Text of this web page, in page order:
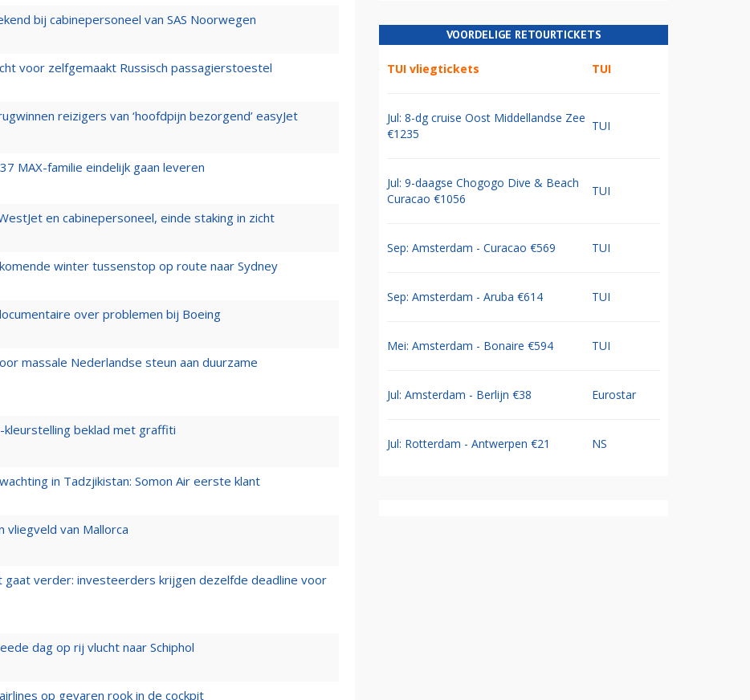
bij cabinepersoneel van SAS Noorwegen
voor zelfgemaakt Russisch passagierstoestel
reizigers van ‘hoofdpijn bezorgend’ easyJet
MAX-familie eindelijk gaan leveren
en cabinepersoneel, einde staking in zicht
winter tussenstop op route naar Sydney
over problemen bij Boeing
massale Nederlandse steun aan duurzame
kleurstelling beklad met graffiti
in Tadzjikistan: Somon Air eerste klant
vliegveld van Mallorca
gaat verder: investeerders krijgen dezelfde deadline voor
dag op rij vlucht naar Schiphol
op gevaren rook in de cockpit
VOORDELIGE RETOURTICKETS
TUI vliegtickets TUI
Jul: 8-dg cruise Oost Middellandse Zee
€1235
TUI
Jul: 9-daagse Chogogo Dive & Beach
Curacao €1056
TUI
Sep: Amsterdam - Curacao €569 TUI
Sep: Amsterdam - Aruba €614 TUI
Mei: Amsterdam - Bonaire €594 TUI
Jul: Amsterdam - Berlijn €38 Eurostar
Jul: Rotterdam - Antwerpen €21 NS